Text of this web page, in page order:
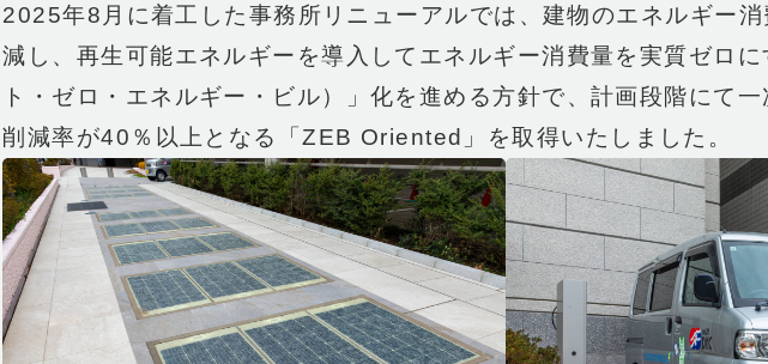
2025年8月に着工した事務所リニューアルでは、建物のエネルギー消
減し、再生可能エネルギーを導入してエネルギー消費量を実質ゼロ
ト・ゼロ・エネルギー・ビル）」化を進める方針で、計画段階にて
削減率が40％以上となる「ZEB Oriented」を取得いたしました。